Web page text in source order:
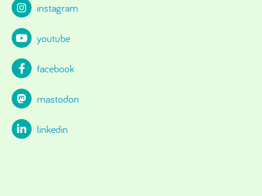
instagram
youtube
facebook
mastodon
linkedin